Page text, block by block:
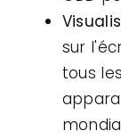
sur
tous